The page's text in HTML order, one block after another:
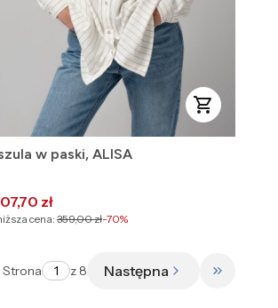
w paski, ALISA
promocyjna
zł
cena: 359,00 zł-70%
Strona z 8 Następna Przejdź